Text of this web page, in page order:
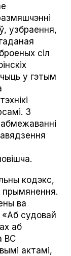
узбраення,
сіл
у гэтым
З
кодэкс,
прымянення.
ва
судовай
аб
ВС
актамі,